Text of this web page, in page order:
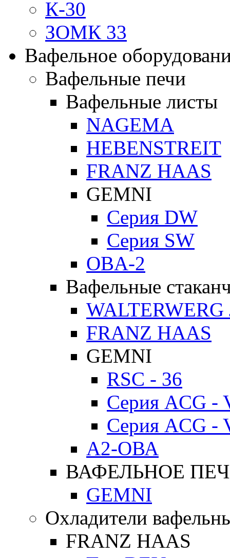
К-30
ЗОМК 33
Вафельное
Вафельные печи
Вафельные листы
NAGEMA
HEBENSTREIT
FRANZ HAAS
GEMNI
Серия DW
Серия SW
OBA-2
Вафельные
WALTERWERG
FRANZ HAAS
GEMNI
RSC - 36
Серия ACG -
Серия ACG -
А2-ОВА
ВАФЕЛЬНОЕ
GEMNI
Охладители
FRANZ HAAS